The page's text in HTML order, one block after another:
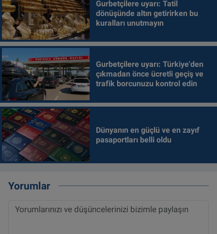
Gurbetçilere uyarı: Tatil
dönüşünde altın getirirken bu
kuralları unutmayın
Gurbetçilere uyarı: Türkiye'den
çıkmadan önce ücretli geçiş ve
trafik borcunuzu kontrol edin
Dünyanın en güçlü ve en zayıf
pasaportları belli oldu
Yorumlar